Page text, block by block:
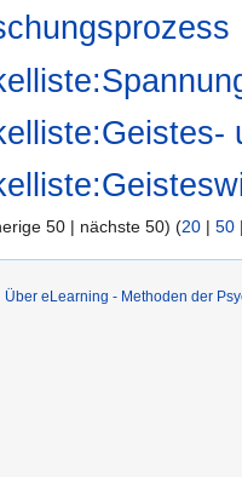
50 | nächste 50) (20 | 50
Über eLearning - Methoden der